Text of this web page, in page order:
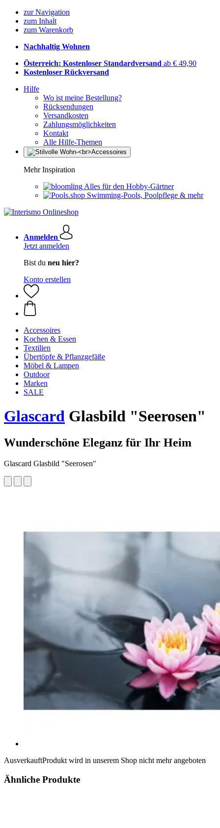
zur Navigation
zum Inhalt
zum Warenkorb
Nachhaltig Wohnen
Österreich: Kostenloser Standardversand ab € 49,90
Kostenloser Rückversand
Hilfe
Wo ist meine Bestellung?
Rücksendungen
Versandkosten
Zahlungsmöglichkeiten
Kontakt
Alle Hilfe-Themen
Mehr Inspiration
Alles für den Hobby-Gärtner
Swimming-Pools, Poolpflege & mehr
Anmelden
Jetzt anmelden
Bist du neu hier?
Konto erstellen
Accessoires
Kochen & Essen
Textilien
Übertöpfe & Pflanzgefäße
Möbel & Lampen
Outdoor
Marken
SALE
Glascard Glasbild "Seerosen"
Wunderschöne Eleganz für Ihr Heim
Glascard Glasbild "Seerosen"
AusverkauftProdukt wird in unserem Shop nicht mehr angeboten
Ähnliche Produkte